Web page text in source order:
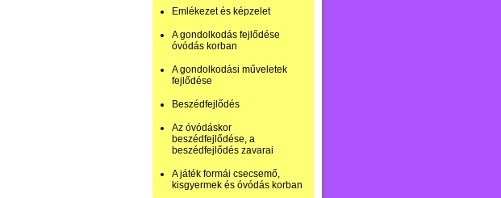
Emlékezet és képzelet
A gondolkodás fejlődése
óvódás korban
A gondolkodási műveletek
fejlődése
Beszédfejlődés
Az óvódáskor
beszédfejlődése, a
beszédfejlődés zavarai
A játék formái csecsemő,
kisgyermek és óvódás korban